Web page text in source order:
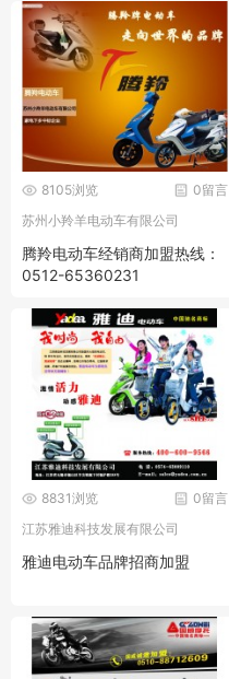
0留言
8105浏览
苏州小羚羊电动车有限公司
腾羚电动车经销商加盟热线：
0512-65360231
0留言
8831浏览
江苏雅迪科技发展有限公司
雅迪电动车品牌招商加盟